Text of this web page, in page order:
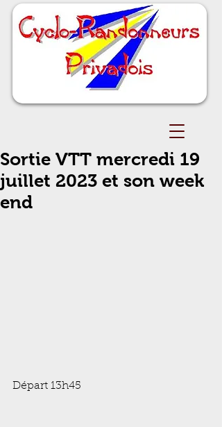
Sortie VTT mercredi 19
juillet 2023 et son week
end
Départ 13h45